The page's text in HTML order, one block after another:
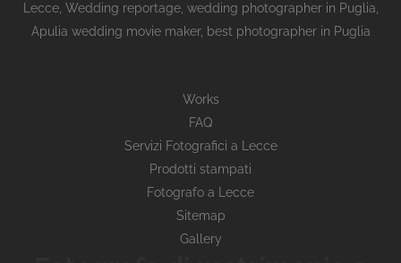
Lecce, Wedding reportage, wedding photographer in Puglia,
Apulia wedding movie maker, best photographer in Puglia
Works
FAQ
Servizi Fotografici a Lecce
Prodotti stampati
Fotografo a Lecce
Sitemap
Gallery